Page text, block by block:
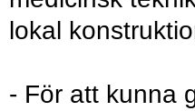
lokal
- För att kunna